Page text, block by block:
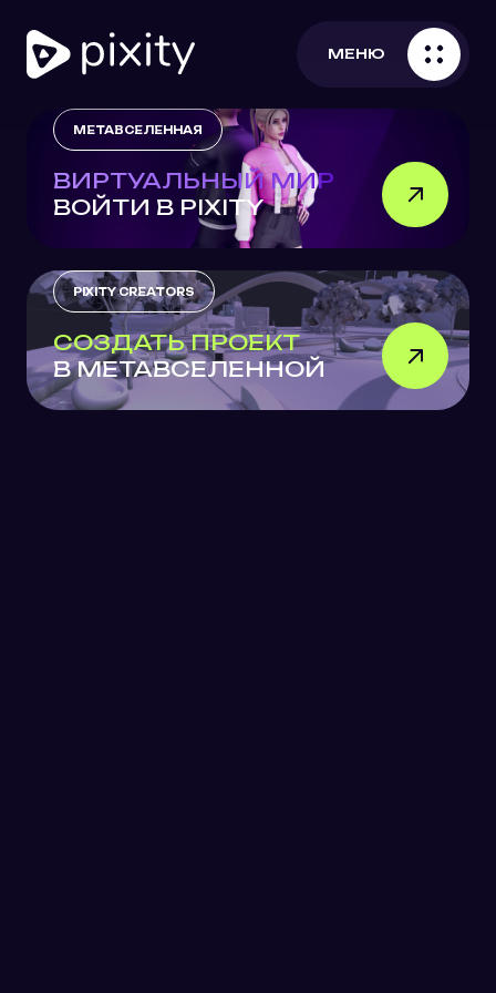
МЕНЮ
МЕТАВСЕЛЕННАЯ
ВИРТУАЛЬНЫЙ МИР
ВОЙТИ В PIXITY
PIXITY CREATORS
СОЗДАТЬ ПРОЕКТ
В МЕТАВСЕЛЕННОЙ